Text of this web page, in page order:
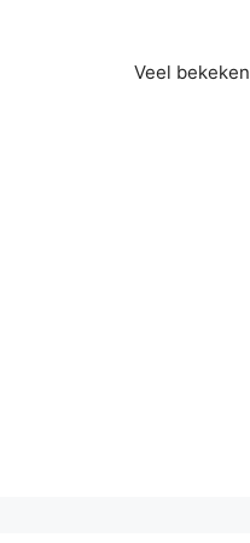
Veel bekeken